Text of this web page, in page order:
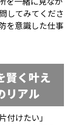
してみてくださ
を意識した仕事
賢く叶え
リアル
付けたい」